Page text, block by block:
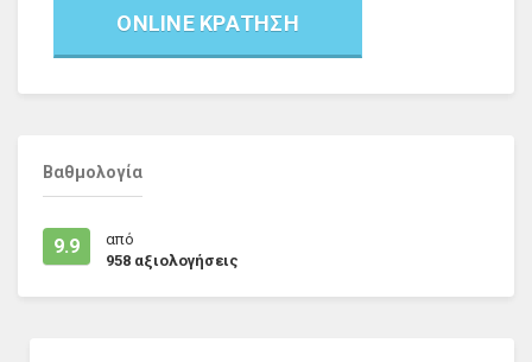
ONLINE ΚΡΑΤΗΣΗ
Βαθμολογία
9.9
από
958 αξιολογήσεις